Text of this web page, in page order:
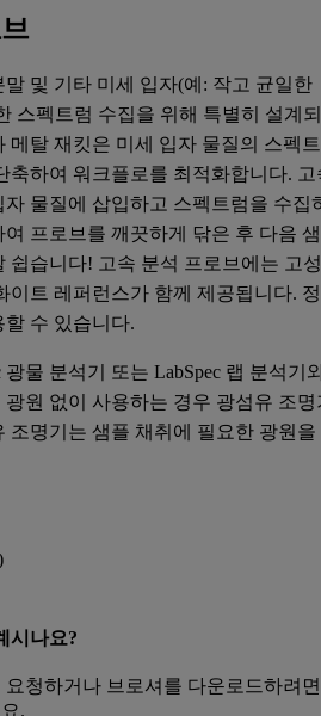
및 기타 미세 입자(예: 작고 균일한
스펙트럼 수집을 위해 특별히 설계
메탈 재킷은 미세 입자 물질의 스펙트
축하여 워크플로를 최적화합니다. 고
물질에 삽입하고 스펙트럼을 수집
프로브를 깨끗하게 닦은 후 다음 샘
쉽습니다! 고속 분석 프로브에는 고
이트 레퍼런스가 함께 제공됩니다. 정
수 있습니다.
광물 분석기 또는LabSpec 랩 분석기
원 없이 사용하는 경우 광섬유 조명
조명기는 샘플 채취에 필요한 광원을
시나요?
청하거나 브로셔를 다운로드하려면
.